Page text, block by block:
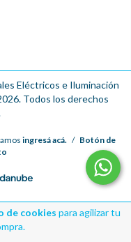
de cookies para agilizar tu
Eléctricos e Iluminación
Todos los derechos
ingresá acá. / Botón de